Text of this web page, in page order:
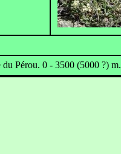
Pérou. 0 - 3500 (5000 ?) m.